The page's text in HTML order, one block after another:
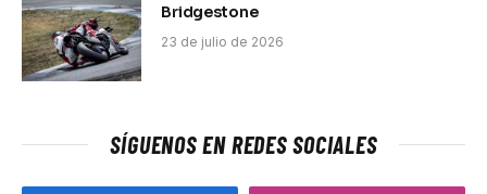
Bridgestone
23 de julio de 2026
SÍGUENOS EN REDES SOCIALES